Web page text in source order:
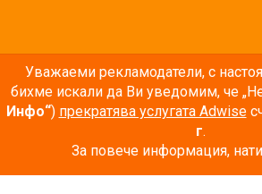
Уважаеми рекламодатели, с
бихме искали да Ви уведомим, че
Инфо“) прекратява услугата Adwise
г.
За повече информация,